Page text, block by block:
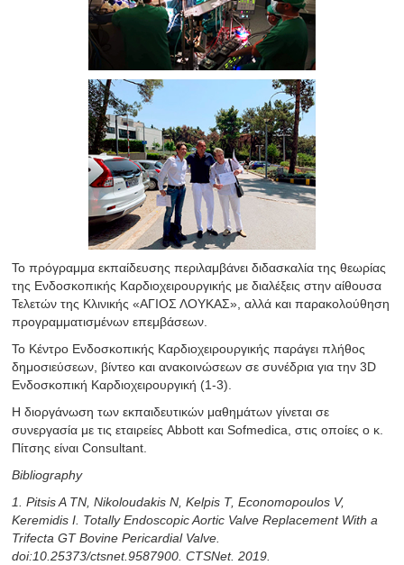
Το πρόγραμμα εκπαίδευσης περιλαμβάνει διδασκαλία της θεωρίας
της Ενδοσκοπικής Καρδιοχειρουργικής με διαλέξεις στην αίθουσα
Τελετών της Κλινικής «ΑΓΙΟΣ ΛΟΥΚΑΣ», αλλά και παρακολούθηση
προγραμματισμένων επεμβάσεων.
Το Κέντρο Ενδοσκοπικής Καρδιοχειρουργικής παράγει πλήθος
δημοσιεύσεων, βίντεο και ανακοινώσεων σε συνέδρια για την 3D
Ενδοσκοπική Καρδιοχειρουργική (1-3).
Η διοργάνωση των εκπαιδευτικών μαθημάτων γίνεται σε
συνεργασία με τις εταιρείες Abbott και Sofmedica, στις οποίες ο κ.
Πίτσης είναι Consultant.
Bibliography
1. Pitsis A TN, Nikoloudakis N, Kelpis T, Economopoulos V,
Keremidis I. Totally Endoscopic Aortic Valve Replacement With a
Trifecta GT Bovine Pericardial Valve.
doi:10.25373/ctsnet.9587900. CTSNet. 2019.